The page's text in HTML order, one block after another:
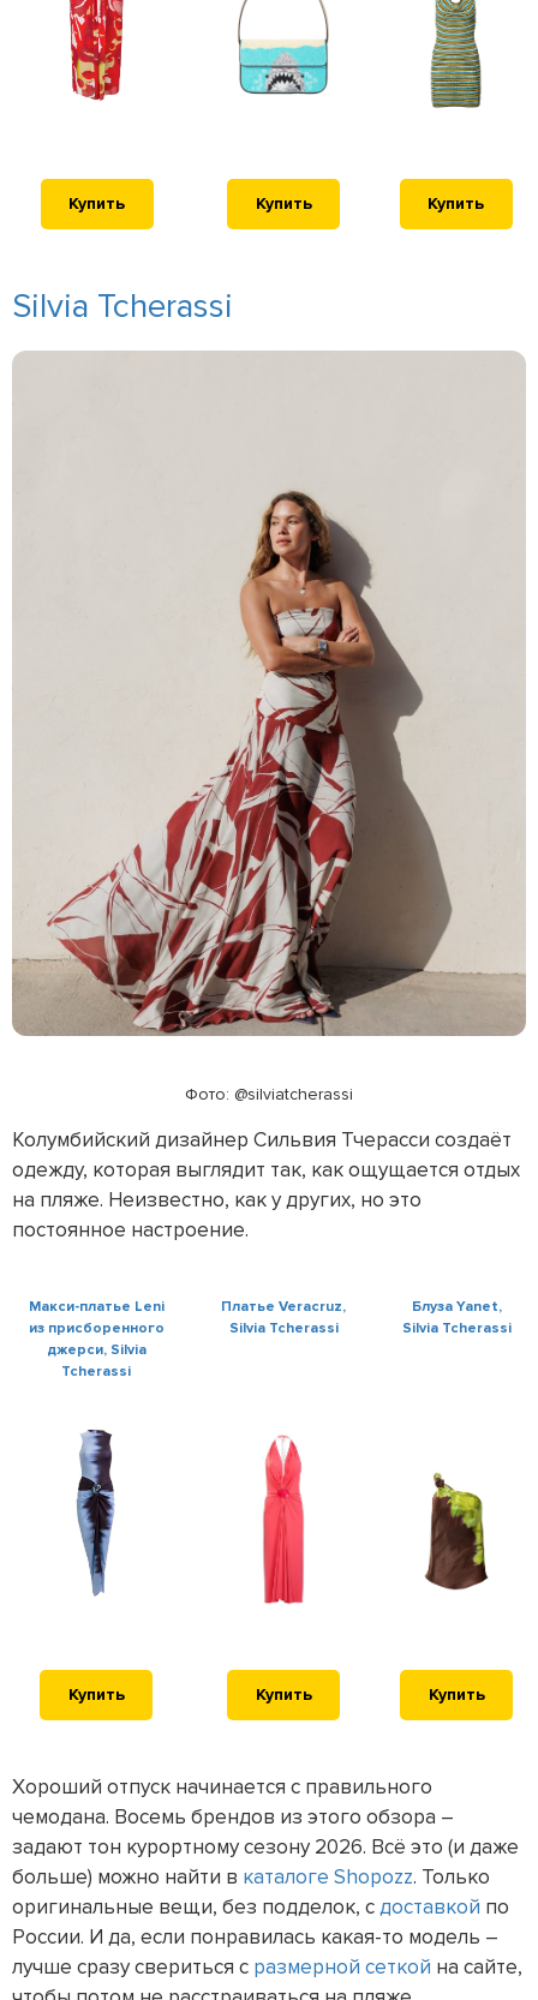
Купить Купить Купить
Silvia Tcherassi
Фото: @silviatcherassi
Колумбийский дизайнер Сильвия Тчерасси создаёт
одежду, которая выглядит так, как ощущается отдых
на пляже. Неизвестно, как у других, но это
постоянное настроение.
Макси-платье Leni
из присборенного
джерси, Silvia
Tcherassi
Платье Veracruz,
Silvia Tcherassi
Блуза Yanet,
Silvia Tcherassi
Купить Купить Купить
Хороший отпуск начинается с правильного
чемодана. Восемь брендов из этого обзора –
задают тон курортному сезону 2026. Всё это (и даже
больше) можно найти в каталоге Shopozz. Только
оригинальные вещи, без подделок, сдоставкой по
России. И да, если понравилась какая-то модель –
лучше сразу свериться с размерной сеткой на сайте,